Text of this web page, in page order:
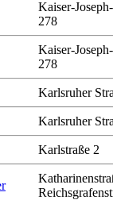
Kaiser-
278
Kaiser-
278
Karlsruher
Karlsruher
Karlstraße 2